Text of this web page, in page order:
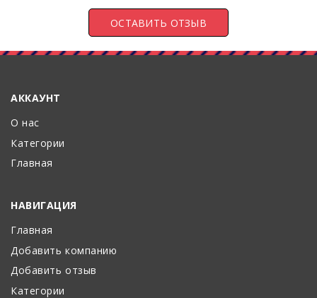
АККАУНТ
О нас
Категории
Главная
НАВИГАЦИЯ
Главная
Добавить компанию
Добавить отзыв
Категории